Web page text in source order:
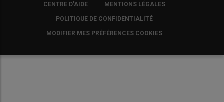
CENTRE D'AIDE MENTIONS LÉGALES
POLITIQUE DE CONFIDENTIALITÉ
MODIFIER MES PRÉFÉRENCES COOKIES